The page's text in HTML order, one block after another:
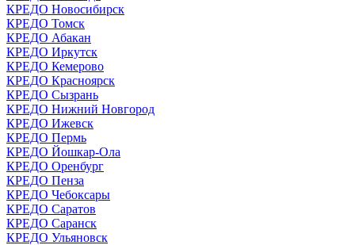
КРЕДО Новосибирск
КРЕДО Томск
КРЕДО Абакан
КРЕДО Иркутск
КРЕДО Кемерово
КРЕДО Красноярск
КРЕДО Сызрань
КРЕДО Нижний Новгород
КРЕДО Ижевск
КРЕДО Пермь
КРЕДО Йошкар-Ола
КРЕДО Оренбург
КРЕДО Пенза
КРЕДО Чебоксары
КРЕДО Саратов
КРЕДО Саранск
КРЕДО Ульяновск